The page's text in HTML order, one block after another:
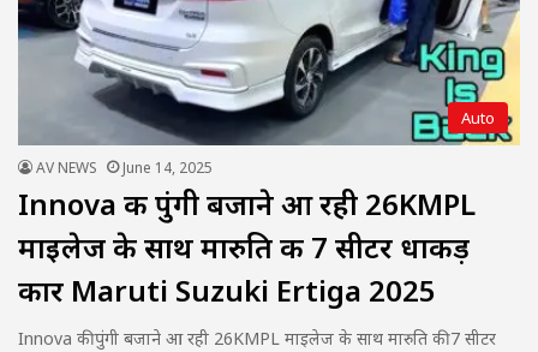
Auto
AV NEWS June 14, 2025
Innova की पुंगी बजाने आ रही 26KMPL
माइलेज के साथ मारुति की 7 सीटर धाकड़
कार Maruti Suzuki Ertiga 2025
Innova की पुंगी बजाने आ रही 26KMPL माइलेज के साथ मारुति की 7 सीटर